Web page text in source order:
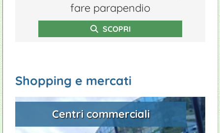
fare parapendio
SCOPRI
Shopping e mercati
Centri commerciali